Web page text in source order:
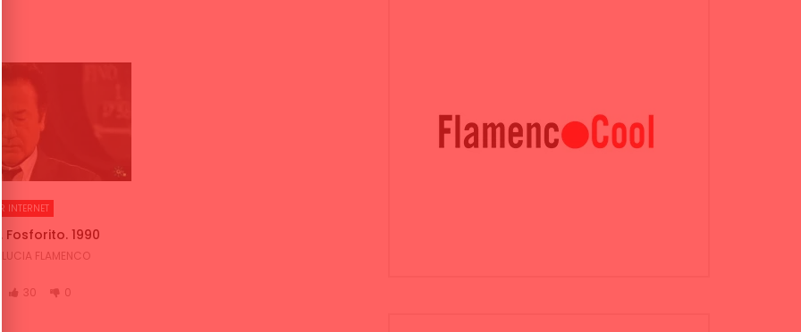
INTERNET
Fosforito. 1990
FLAMENCO
30 0